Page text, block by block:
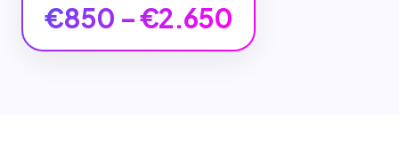
€850 – €2.650